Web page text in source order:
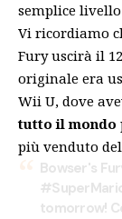
semplice
Vi ricordiamo
Fury uscirà il
originale era
Wii U, dove
tutto il mondo
più venduto
Bowser's
tomorrow!